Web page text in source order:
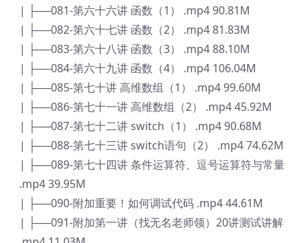
| ├──081-第六十六讲 函数（1） .mp4 90.81M
| ├──082-第六十七讲 函数（2） .mp4 81.83M
| ├──083-第六十八讲 函数（3） .mp4 88.10M
| ├──084-第六十九讲 函数（4） .mp4 106.04M
| ├──085-第七十讲 高维数组（1） .mp4 99.60M
| ├──086-第七十一讲 高维数组（2） .mp4 45.92M
| ├──087-第七十二讲 switch（1） .mp4 90.68M
| ├──088-第七十三讲 switch语句（2） .mp4 74.62M
| ├──089-第七十四讲 条件运算符、逗号运算符与常量
.mp4 39.95M
| ├──090-附加重要！如何调试代码 .mp4 44.61M
| ├──091-附加第一讲（找无名老师领）20讲测试讲解